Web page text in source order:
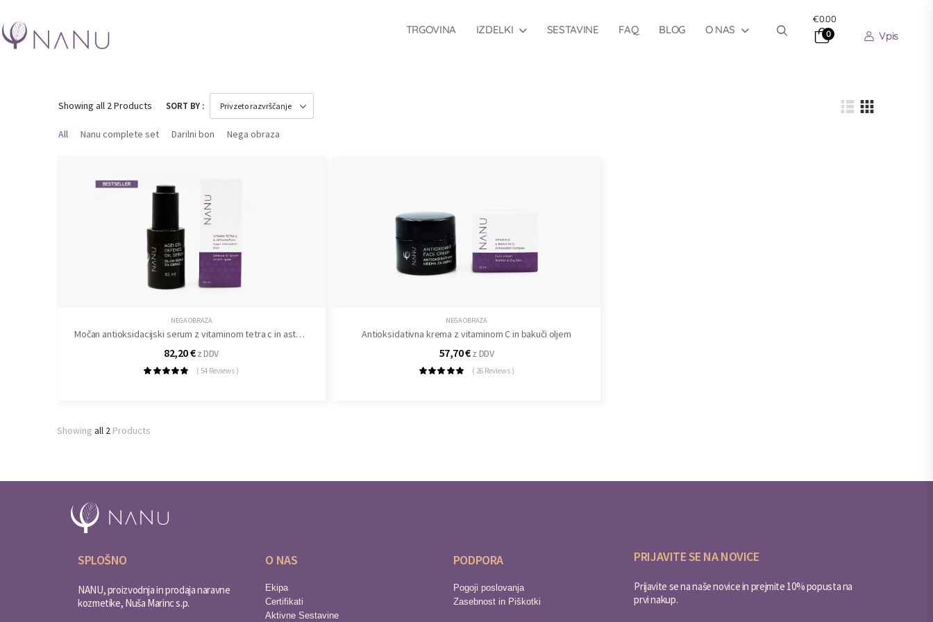
TRGOVINA IZDELKI SESTAVINE FAQ BLOG O NAS
€0.00
0 Vpis
Showing all 2Products SORT BY :
All Nanu complete set Darilni bon Nega obraza
NEGA OBRAZA
Močan antioksidacijski serum z vitaminom tetra c in astaksantinom
82,20€ z DDV
( 54 Reviews )
NEGA OBRAZA
Antioksidativna krema z vitaminom C in bakuči oljem
57,70€z DDV
( 26 Reviews )
Showing all 2 Products
SPLOŠNO
NANU, proizvodnja in prodaja naravne
kozmetike, Nuša Marinc s.p.
O NAS
Ekipa
Certifikati
Aktivne Sestavine
PODPORA
Pogoji poslovanja
Zasebnost in Piškotki
PRIJAVITE SE NA NOVICE
Prijavite se na naše novice in prejmite 10% popusta na
prvi nakup.